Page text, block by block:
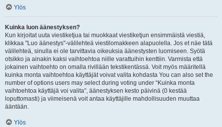
Ylös
Kuinka luon äänestyksen?
Kun kirjoitat uuta viestiketjua tai muokkaat viestiketjun ensimmäistä viestiä,
klikkaa "Luo äänestys"-välilehteä viestilomakkeen alapuolella. Jos et näe tätä
välilehteä, sinulla ei ole tarvittavia oikeuksia äänestysten luomiseen. Syötä
otsikko ja ainakin kaksi vaihtoehtoa niille varattuihin kenttiin. Varmista että
jokainen vaihtoehto on omalla rivillään tekstikentässä. Voit myös määritellä
kuinka monta vaihtoehtoa käyttäjät voivat valita kohdasta You can also set the
number of options users may select during voting under “Kuinka monta
vaihtoehtoa käyttäjä voi valita”, äänestyksen kesto päivinä (0 kestää
loputtomasti) ja viimeisenä voit antaa käyttäjille mahdollisuuden muuttaa
ääntään.
Ylös